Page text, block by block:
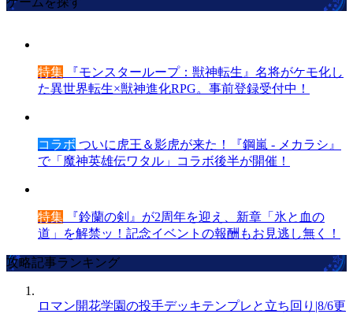
特集 『モンスターループ：獣神転生』名将がケモ化し
た異世界転生×獣神進化RPG。事前登録受付中！
コラボ ついに虎王＆影虎が来た！『鋼嵐 - メカラシ』
で「魔神英雄伝ワタル」コラボ後半が開催！
特集 『鈴蘭の剣』が2周年を迎え、新章「氷と血の
道」を解禁ッ！記念イベントの報酬もお見逃し無く！
攻略記事ランキング
ロマン開花学園の投手デッキテンプレと立ち回り|8/6更